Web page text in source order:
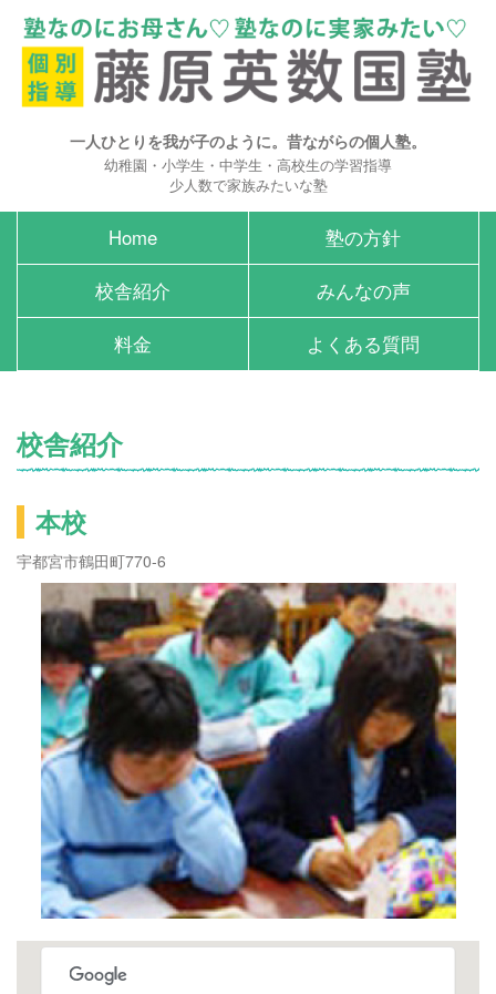
一人ひとりを我が子のように。昔ながらの個人塾。
幼稚園・小学生・中学生・高校生の学習指導
少人数で家族みたいな塾
Home
塾の方針
校舎紹介
みんなの声
料金
よくある質問
校舎紹介
本校
宇都宮市鶴田町770-6